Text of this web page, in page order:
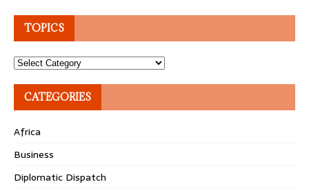
TOPICS
Topics
CATEGORIES
Africa
Business
Diplomatic Dispatch